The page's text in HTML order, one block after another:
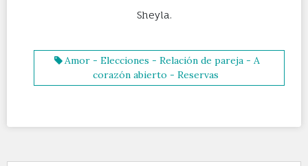
Sheyla.
Amor - Elecciones - Relación de pareja - A
corazón abierto - Reservas